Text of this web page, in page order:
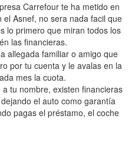
Carrefour te ha metido en
Asnef, no sera nada facil que
lo primero que miran todos los
las financieras.
allegada familiar o amigo que
por tu cuenta y le avalas en la
mes la cuota.
tu nombre, existen financieras
dejando el auto como garantía
pagas el préstamo, el coche